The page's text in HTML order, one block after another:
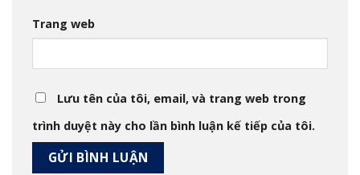
Trang web
Lưu tên của tôi, email, và trang web trong
trình duyệt này cho lần bình luận kế tiếp của tôi.